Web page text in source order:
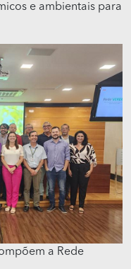
e ambientais para
a Rede